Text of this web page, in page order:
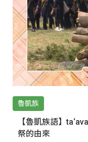
魯凱族
【魯凱族語】
祭的由來